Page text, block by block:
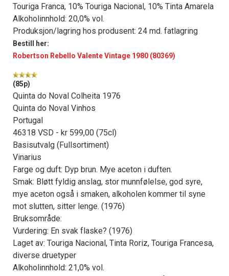
Touriga Franca, 10% Touriga Nacional, 10% Tinta Amarela
Alkoholinnhold: 20,0% vol.
Produksjon/lagring hos produsent: 24 md. fatlagring
Bestill her:
Robertson Rebello Valente Vintage 1980 (80369)
(85p)
Quinta do Noval Colheita 1976
Quinta do Noval Vinhos
Portugal
46318 VSD - kr 599,00 (75cl)
Basisutvalg (Fullsortiment)
Vinarius
Farge og duft: Dyp brun. Mye aceton i duften.
Smak: Bløtt fyldig anslag, stor munnfølelse, god syre,
mye aceton også i smaken, alkoholen kommer til syne
mot slutten, sitter lenge. (1976)
Bruksområde:
Vurdering: En svak flaske? (1976)
Laget av: Touriga Nacional, Tinta Roriz, Touriga Francesa,
diverse druetyper
Alkoholinnhold: 21,0% vol.